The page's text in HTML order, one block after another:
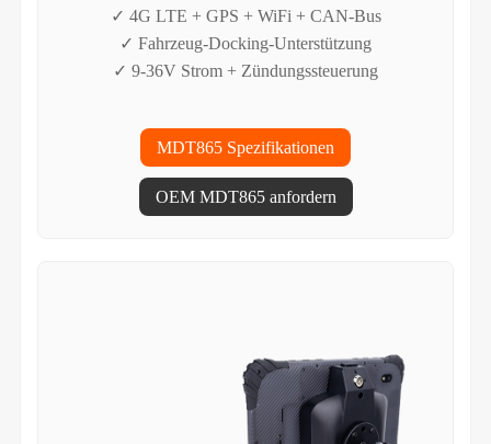
✓ 4G LTE + GPS + WiFi + CAN-Bus
✓ Fahrzeug-Docking-Unterstützung
✓ 9-36V Strom + Zündungssteuerung
MDT865 Spezifikationen
OEM MDT865 anfordern